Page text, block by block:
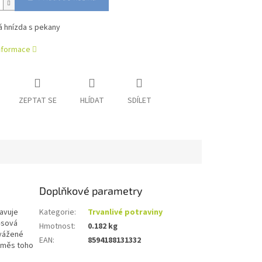
hnízda s pekany
ZEPTAT SE HLÍDAT SDÍLET
toho
Doplňkové parametry
Kategorie:
Trvanlivé potraviny
Hmotnost:
0.182 kg
EAN: 8594188131332